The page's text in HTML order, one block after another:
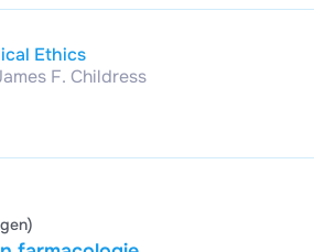
Ethics
F. Childress